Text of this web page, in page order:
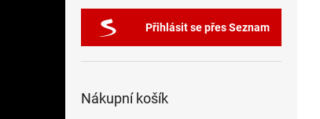
Přihlásit se přes Seznam
Nákupní košík